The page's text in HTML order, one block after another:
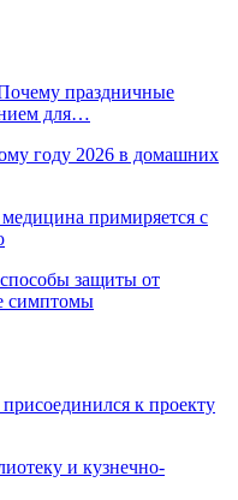
праздничные
для…
году 2026 в домашних
примиряется с
защиты от
симптомы
к проекту
и кузнечно-